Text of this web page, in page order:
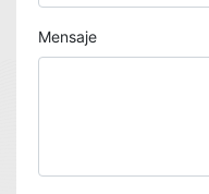
Mensaje